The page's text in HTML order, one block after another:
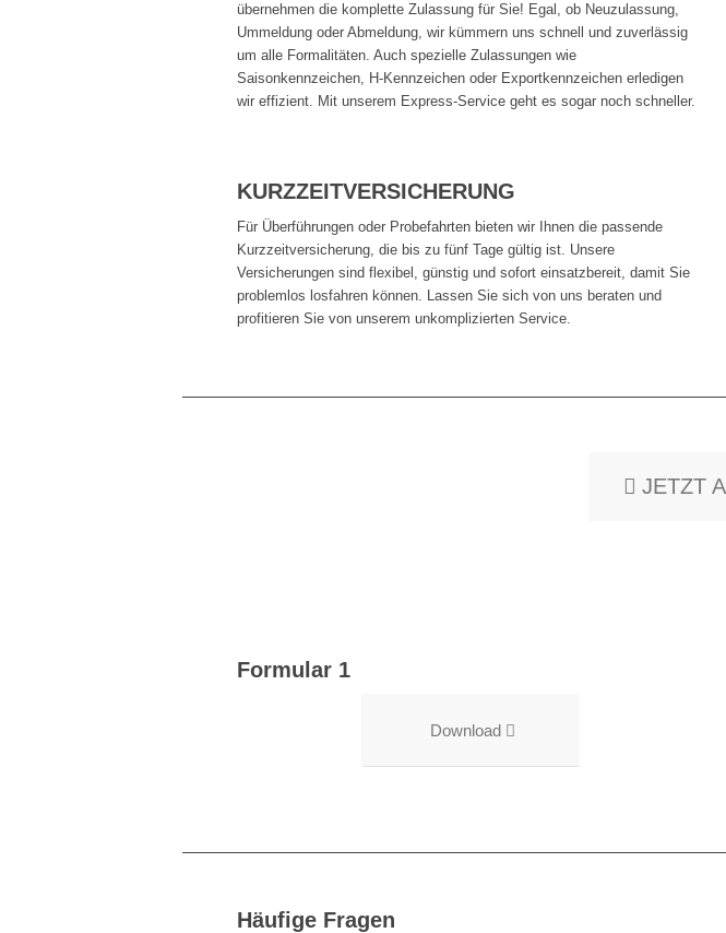
übernehmen die komplette Zulassung für Sie! Egal, ob Neuzulassung,
Ummeldung oder Abmeldung, wir kümmern uns schnell und zuverlässig
um alle Formalitäten. Auch spezielle Zulassungen wie
Saisonkennzeichen, H-Kennzeichen oder Exportkennzeichen erledigen
wir effizient. Mit unserem Express-Service geht es sogar noch schneller.
KURZZEITVERSICHERUNG
Für Überführungen oder Probefahrten bieten wir Ihnen die passende
Kurzzeitversicherung, die bis zu fünf Tage gültig ist. Unsere
Versicherungen sind flexibel, günstig und sofort einsatzbereit, damit Sie
problemlos losfahren können. Lassen Sie sich von uns beraten und
profitieren Sie von unserem unkomplizierten Service.
JETZT
Formular 1
Download
Häufige Fragen